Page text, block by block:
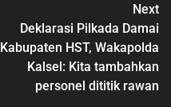
Next
Deklarasi Pilkada Damai
Kabupaten HST, Wakapolda
Kalsel: Kita tambahkan
personel dititik rawan